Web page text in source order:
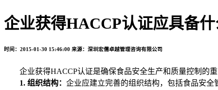
企业获得HACCP认证应具备
时间：2015-01-30 15:46:00 来源：深圳宏儒卓越管理咨询有限公司
企业获得HACCP认证是确保食品安全生产和质量控制的重
1. 组织结构： 企业应建立完善的组织结构，包括食品安